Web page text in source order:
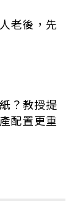
老後，先
？教授提
配置更重